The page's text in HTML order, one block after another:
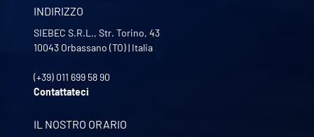
INDIRIZZO
SIEBEC S.R.L., Str. Torino, 43
10043 Orbassano (TO)| Italia
(+39) 011 699 58 90
Contattateci
IL NOSTRO ORARIO